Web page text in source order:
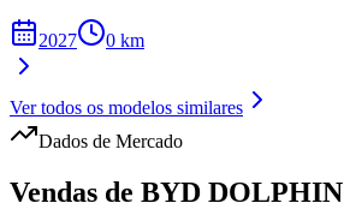
2027 0 km
Ver todos os modelos similares
Dados de Mercado
Vendas de BYD DOLPHIN